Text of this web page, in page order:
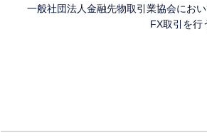
一般社団法人金融先物取引業協会におい
FX取引を行